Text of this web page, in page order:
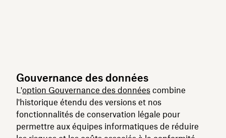
Gouvernance des données
L'option Gouvernance des données combine
l'historique étendu des versions et nos
fonctionnalités de conservation légale pour
permettre aux équipes informatiques de réduire